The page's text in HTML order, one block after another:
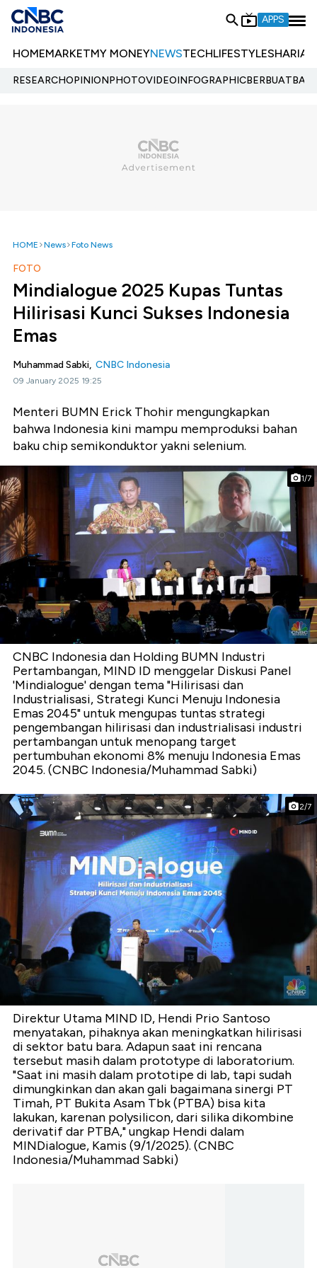
APPS
HOMEMARKETMY MONEYNEWSTECHLIFESTYLESHARIA
RESEARCHOPINIONPHOTOVIDEOINFOGRAPHIC
HOME News Foto News
FOTO
Mindialogue 2025 Kupas Tuntas
Hilirisasi Kunci Sukses Indonesia
Emas
Muhammad Sabki, CNBC Indonesia
09 January 2025 19:25
Menteri BUMN Erick Thohir mengungkapkan
bahwa Indonesia kini mampu memproduksi bahan
baku chip semikonduktor yakni selenium.
1/7
CNBC Indonesia dan Holding BUMN Industri
Pertambangan, MIND ID menggelar Diskusi Panel
'Mindialogue' dengan tema "Hilirisasi dan
Industrialisasi, Strategi Kunci Menuju Indonesia
Emas 2045" untuk mengupas tuntas strategi
pengembangan hilirisasi dan industrialisasi industri
pertambangan untuk menopang target
pertumbuhan ekonomi 8% menuju Indonesia Emas
2045. (CNBC Indonesia/Muhammad Sabki)
2/7
Direktur Utama MIND ID, Hendi Prio Santoso
menyatakan, pihaknya akan meningkatkan hilirisasi
di sektor batu bara. Adapun saat ini rencana
tersebut masih dalam prototype di laboratorium.
"Saat ini masih dalam prototipe di lab, tapi sudah
dimungkinkan dan akan gali bagaimana sinergi PT
Timah, PT Bukita Asam Tbk (PTBA) bisa kita
lakukan, karenan polysilicon, dari silika dikombine
derivatif dar PTBA," ungkap Hendi dalam
MINDialogue, Kamis (9/1/2025). (CNBC
Indonesia/Muhammad Sabki)